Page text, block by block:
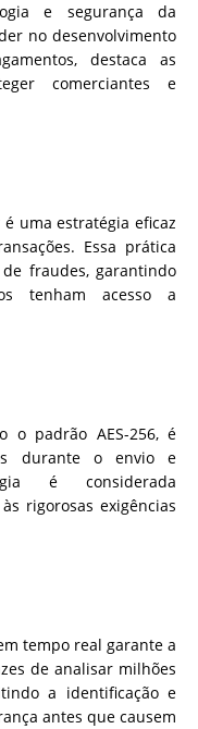
e segurança da
no desenvolvimento
destaca as
comerciantes e
uma estratégia eficaz
Essa prática
fraudes, garantindo
tenham acesso a
o padrão AES-256, é
durante o envio e
é considerada
rigorosas exigências
tempo real garante a
de analisar milhões
a identificação e
antes que causem